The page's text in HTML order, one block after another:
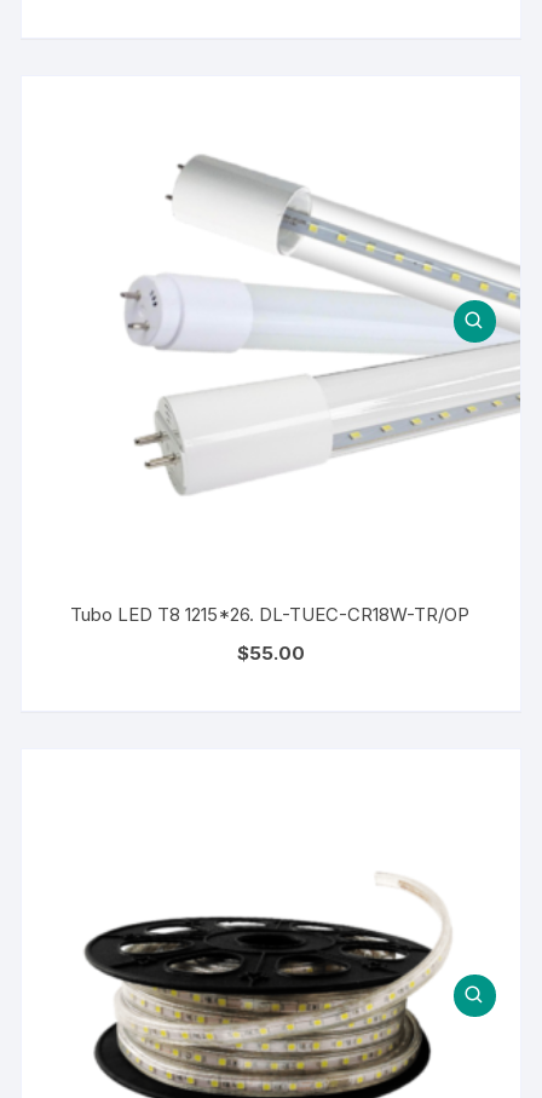
Tubo LED T8 1215*26. DL-TUEC-CR18W-TR/OP
$55.00